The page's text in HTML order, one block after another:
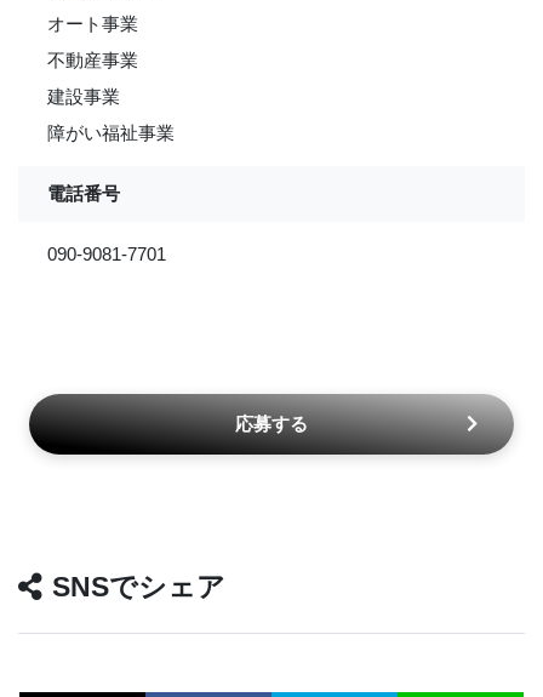
オート事業
不動産事業
建設事業
障がい福祉事業
電話番号
090-9081-7701
応募する
SNSでシェア